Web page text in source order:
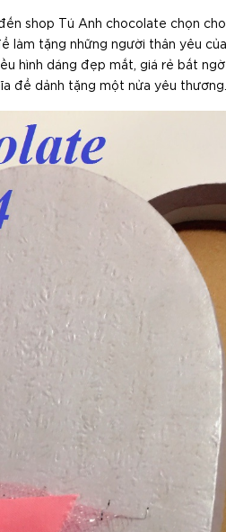
shop Tú Anh chocolate chọn
tặng những người thân yêu
hình dáng đẹp mắt, giá rẻ bất
để dảnh tặng một nửa yêu thương.